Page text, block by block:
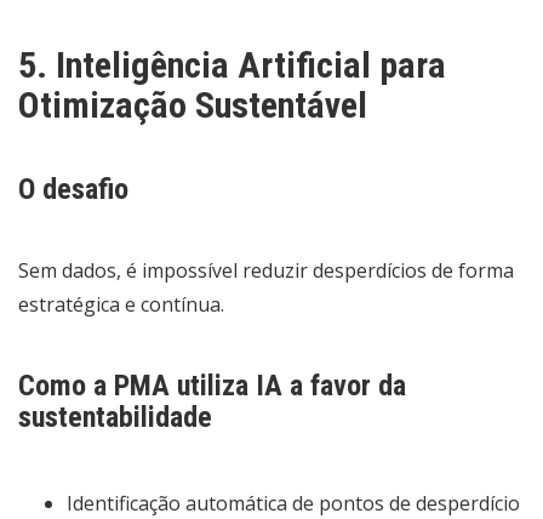
5. Inteligência Artificial para
Otimização Sustentável
O desafio
Sem dados, é impossível reduzir desperdícios de forma
estratégica e contínua.
Como a PMA utiliza IA a favor da
sustentabilidade
Identificação automática de pontos de desperdício